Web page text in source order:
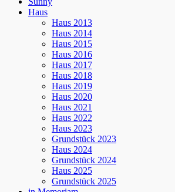
Haus
Haus 2013
Haus 2014
Haus 2015
Haus 2016
Haus 2017
Haus 2018
Haus 2019
Haus 2020
Haus 2021
Haus 2022
Haus 2023
Grundstück 2023
Haus 2024
Grundstück 2024
Haus 2025
Grundstück 2025